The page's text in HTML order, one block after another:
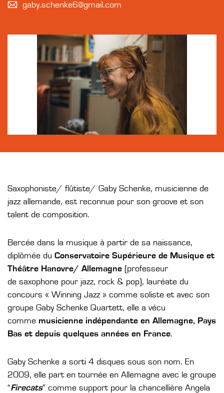
gaby.schenke6@gmail.com
Saxophoniste/ flûtiste/ Gaby Schenke, musicienne de
jazz allemande, est reconnue pour son groove et son
talent de composition.
Bercée dans la musique à partir de sa naissance,
diplômée du Conservatoire Supérieure de Musique et
Théâtre Hanovre/ Allemagne (professeur
de saxophone pour jazz, rock & pop), lauréate du
concours « Winning Jazz » comme soliste et avec son
groupe Gaby Schenke Quartett, elle a vécu
comme musicienne indépendante en Allemagne, Pays
Bas et depuis quelques années en France.
Gaby Schenke a sorti 4 disques sous son nom. En
2009, elle part en tournée en Allemagne avec le groupe
“Firecats” comme support pour la chancellière Angela